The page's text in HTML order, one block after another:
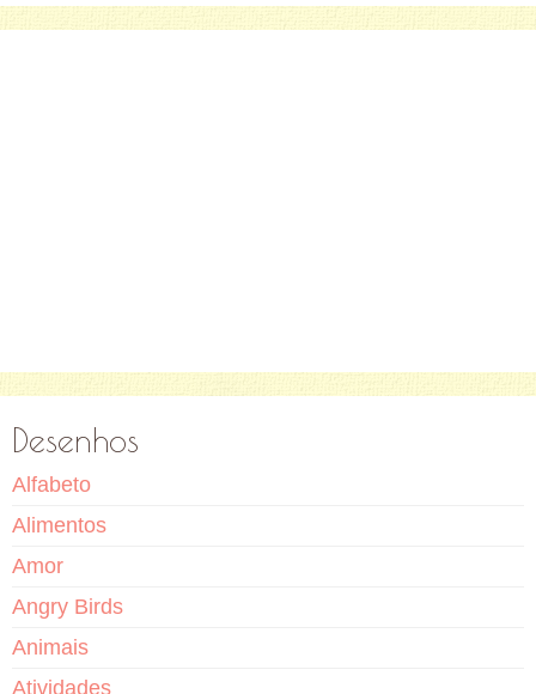
Desenhos
Alfabeto
Alimentos
Amor
Angry Birds
Animais
Atividades